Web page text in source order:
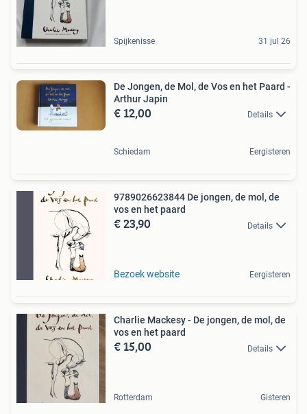
Spijkenisse 31 jul 26
De Jongen, de Mol, de Vos en het Paard -
Arthur Japin
€ 12,00 Details
Schiedam Eergisteren
9789026623844 De jongen, de mol, de
vos en het paard
€ 23,90 Details
Bezoek website Eergisteren
Charlie Mackesy - De jongen, de mol, de
vos en het paard
€ 15,00 Details
Rotterdam Gisteren